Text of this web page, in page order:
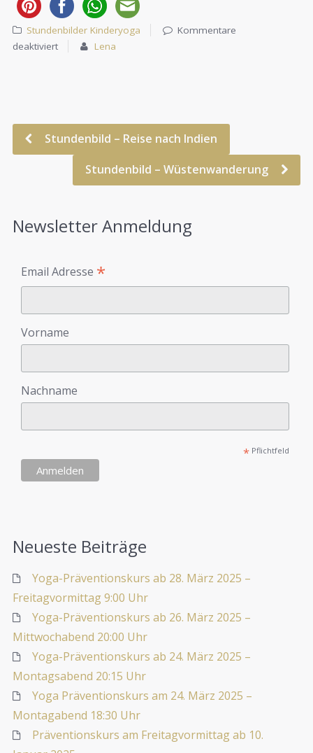
Stundenbilder Kinderyoga
Kommentare
deaktiviert
Lena
Stundenbild – Reise nach Indien
Stundenbild – Wüstenwanderung
Newsletter Anmeldung
Email Adresse *
Vorname
Nachname
* Pflichtfeld
Neueste Beiträge
Yoga-Präventionskurs ab 28. März 2025 –
Freitagvormittag 9:00 Uhr
Yoga-Präventionskurs ab 26. März 2025 –
Mittwochabend 20:00 Uhr
Yoga-Präventionskurs ab 24. März 2025 –
Montagsabend 20:15 Uhr
Yoga Präventionskurs am 24. März 2025 –
Montagabend 18:30 Uhr
Präventionskurs am Freitagvormittag ab 10.